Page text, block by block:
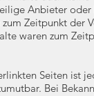
Anbieter
Zeitpunkt der
waren zum
Seiten ist
Bei